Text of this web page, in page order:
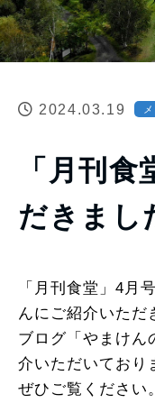
2024.03.19
「月刊
だきまし
「月刊食堂」4月
んにご紹介いただ
ブログ「やまけん
介いただいており
ぜひご覧ください。